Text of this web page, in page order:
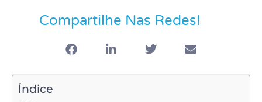
Compartilhe Nas Redes!
Índice